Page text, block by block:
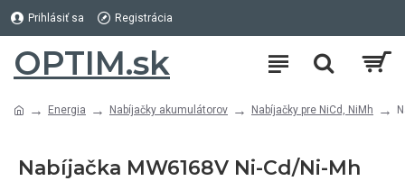
Prihlásiť sa Registrácia
OPTIM.sk
Energia Nabíjačky akumulátorov Nabíjačky pre NiCd, NiMh
Nabíjačka MW6168V Ni-Cd/Ni-Mh